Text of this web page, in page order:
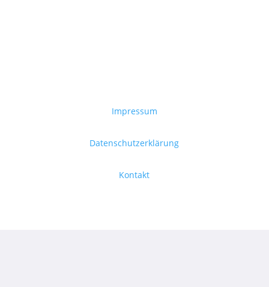
Impressum
Datenschutzerklärung
Kontakt